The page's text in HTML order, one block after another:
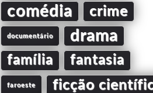
comédia crime
documentário drama
família fantasia
faroeste ficção